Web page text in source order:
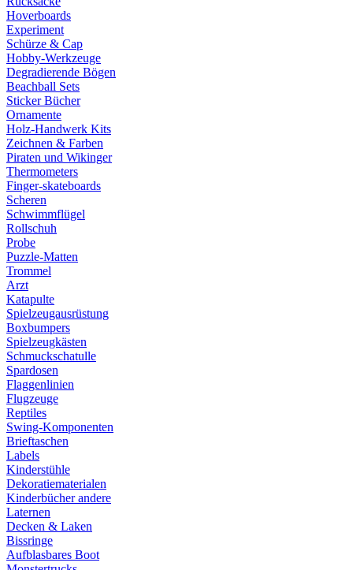
Hoverboards
Experiment
Schürze & Cap
Hobby-Werkzeuge
Degradierende Bögen
Beachball Sets
Sticker Bücher
Ornamente
Holz-Handwerk Kits
Zeichnen & Farben
Piraten und Wikinger
Thermometers
Finger-skateboards
Scheren
Schwimmflügel
Rollschuh
Probe
Puzzle-Matten
Trommel
Arzt
Katapulte
Spielzeugausrüstung
Boxbumpers
Spielzeugkästen
Schmuckschatulle
Spardosen
Flaggenlinien
Flugzeuge
Reptiles
Swing-Komponenten
Brieftaschen
Labels
Kinderstühle
Dekoratiematerialen
Kinderbücher andere
Laternen
Decken & Laken
Bissringe
Aufblasbares Boot